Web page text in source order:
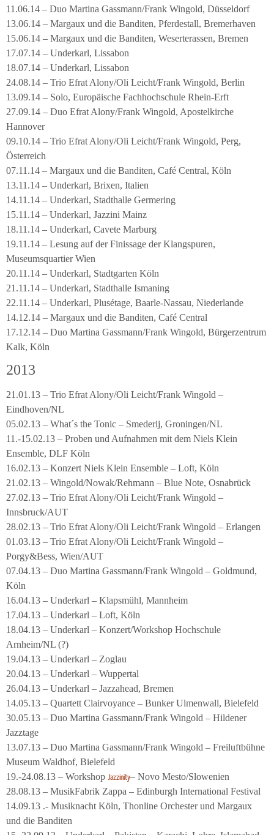
11.06.14 – Duo Martina Gassmann/Frank Wingold, Düsseldorf
13.06.14 – Margaux und die Banditen, Pferdestall, Bremerhaven
15.06.14 – Margaux und die Banditen, Weserterassen, Bremen
17.07.14 – Underkarl, Lissabon
18.07.14 – Underkarl, Lissabon
24.08.14 – Trio Efrat Alony/Oli Leicht/Frank Wingold, Berlin
13.09.14 – Solo, Europäische Fachhochschule Rhein-Erft
27.09.14 – Duo Efrat Alony/Frank Wingold, Apostelkirche
Hannover
09.10.14 – Trio Efrat Alony/Oli Leicht/Frank Wingold, Perg,
Österreich
07.11.14 – Margaux und die Banditen, Café Central, Köln
13.11.14 – Underkarl, Brixen, Italien
14.11.14 – Underkarl, Stadthalle Germering
15.11.14 – Underkarl, Jazzini Mainz
18.11.14 – Underkarl, Cavete Marburg
19.11.14 – Lesung auf der Finissage der Klangspuren,
Museumsquartier Wien
20.11.14 – Underkarl, Stadtgarten Köln
21.11.14 – Underkarl, Stadthalle Ismaning
22.11.14 – Underkarl, Plusétage, Baarle-Nassau, Niederlande
14.12.14 – Margaux und die Banditen, Café Central
17.12.14 – Duo Martina Gassmann/Frank Wingold, Bürgerzentrum
Kalk, Köln
2013
21.01.13 – Trio Efrat Alony/Oli Leicht/Frank Wingold –
Eindhoven/NL
05.02.13 – What´s the Tonic – Smederij, Groningen/NL
11.-15.02.13 – Proben und Aufnahmen mit dem Niels Klein
Ensemble, DLF Köln
16.02.13 – Konzert Niels Klein Ensemble – Loft, Köln
21.02.13 – Wingold/Nowak/Rehmann – Blue Note, Osnabrück
27.02.13 – Trio Efrat Alony/Oli Leicht/Frank Wingold –
Innsbruck/AUT
28.02.13 – Trio Efrat Alony/Oli Leicht/Frank Wingold – Erlangen
01.03.13 – Trio Efrat Alony/Oli Leicht/Frank Wingold –
Porgy&Bess, Wien/AUT
07.04.13 – Duo Martina Gassmann/Frank Wingold – Goldmund,
Köln
16.04.13 – Underkarl – Klapsmühl, Mannheim
17.04.13 – Underkarl – Loft, Köln
18.04.13 – Underkarl – Konzert/Workshop Hochschule
Arnheim/NL (?)
19.04.13 – Underkarl – Zoglau
20.04.13 – Underkarl – Wuppertal
26.04.13 – Underkarl – Jazzahead, Bremen
14.05.13 – Quartett Clairvoyance – Bunker Ulmenwall, Bielefeld
30.05.13 – Duo Martina Gassmann/Frank Wingold – Hildener
Jazztage
13.07.13 – Duo Martina Gassmann/Frank Wingold – Freiluftbühne
Museum Waldhof, Bielefeld
19.-24.08.13 – Workshop Jazzinity– Novo Mesto/Slowenien
28.08.13 – MusikFabrik Zappa – Edinburgh International Festival
14.09.13 .- Musiknacht Köln, Thonline Orchester und Margaux
und die Banditen